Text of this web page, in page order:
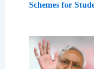
Schemes for